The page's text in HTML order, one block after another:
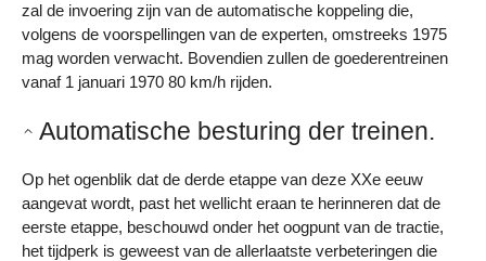
zal de invoering zijn van de automatische koppeling die,
volgens de voorspellingen van de experten, omstreeks 1975
mag worden verwacht. Bovendien zullen de goederentreinen
vanaf 1 januari 1970 80 km/h rijden.
Automatische besturing der treinen.
Op het ogenblik dat de derde etappe van deze XXe eeuw
aangevat wordt, past het wellicht eraan te herinneren dat de
eerste etappe, beschouwd onder het oogpunt van de tractie,
het tijdperk is geweest van de allerlaatste verbeteringen die